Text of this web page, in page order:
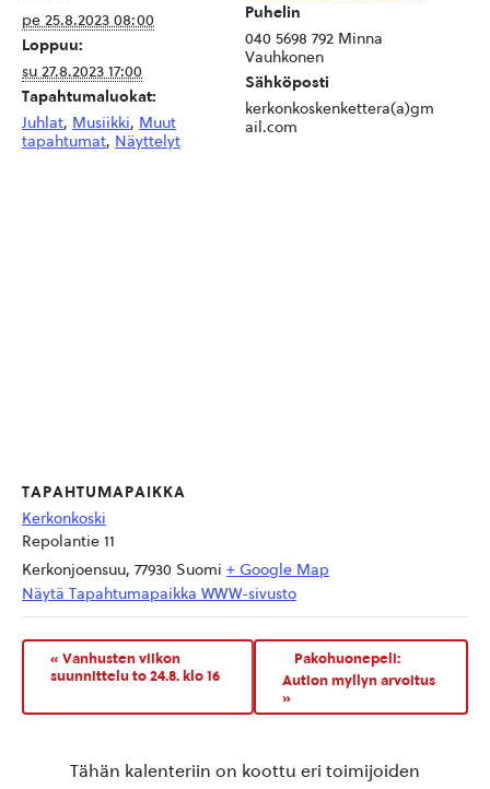
pe 25.8.2023 08:00
Loppuu:
su 27.8.2023 17:00
Tapahtumaluokat:
Juhlat, Musiikki, Muut
tapahtumat, Näyttelyt
Puhelin
040 5698 792 Minna
Vauhkonen
Sähköposti
kerkonkoskenkettera(a)gm
ail.com
TAPAHTUMAPAIKKA
Kerkonkoski
Repolantie 11
Kerkonjoensuu, 77930 Suomi + Google Map
Näytä Tapahtumapaikka WWW-sivusto
« Vanhusten viikon
suunnittelu to 24.8. klo 16
Pakohuonepeli:
Aution myllyn arvoitus
»
Tähän kalenteriin on koottu eri toimijoiden